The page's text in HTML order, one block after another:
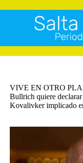
al
VIVE EN OTRO
Bullrich quiere declarar
Kovalivker implicado